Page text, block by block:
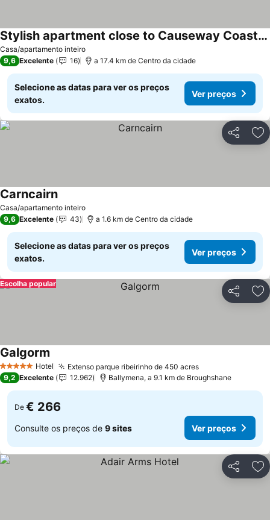
Casa/apartamento inteiro
Stylish apartment close to Causeway Coast & Glens
Ver preços
9,6 Excelente 16 a 17.4 km de Centro da cidade
Selecione as datas para ver os preços
exatos.
Ver preços
Partilhar
Casa/apartamento inteiro
CarncairnVer preços
9,6 Excelente 43 a 1.6 km de Centro da cidade
Selecione as datas para ver os preços
exatos.
Ver preços
Partilhar
Escolha popular
5 Estrelas Hotel Extenso parque ribeirinho de 450 acresVer preços
Galgorm
9,2 Excelente 12.962 Ballymena, a 9.1 km de Broughshane
De € 266
Consulte os preços de 9 sites Ver preços
Partilhar